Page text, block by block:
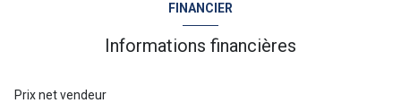
FINANCIER
Informations financières
Prix net vendeur